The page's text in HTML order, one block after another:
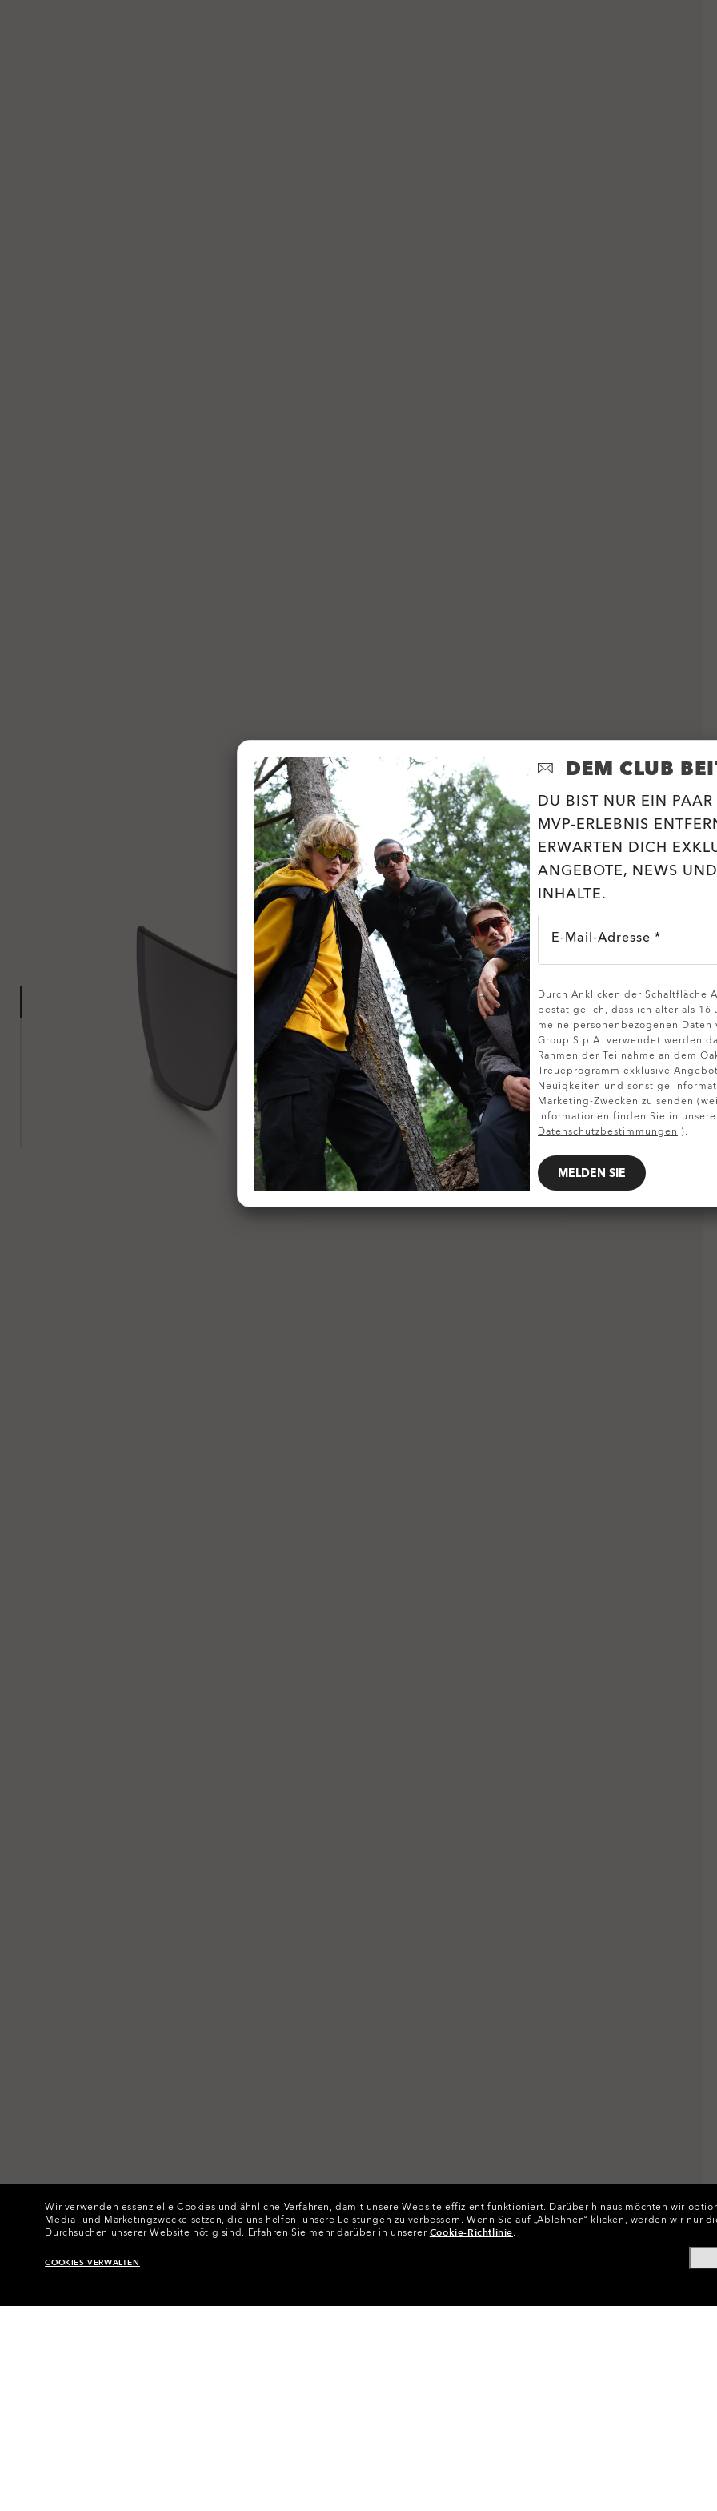
DETAILS ANZEIGEN
Wir verwenden essenzielle Cookies und ähnliche Verfahren, damit unsere Website effizient funktioniert. Darüber hinaus möchten wir
Media- und Marketingzwecke setzen, die uns helfen, unsere Leistungen zu verbessern. Wenn Sie auf „Ablehnen“ klicken, werden wir nur
Durchsuchen unserer Website nötig sind. Erfahren Sie mehr darüber in unsererCookie-Richtlinie.
COOKIES VERWALTEN
DEM CLUB
DU BIST NUR EIN
MVP-ERLEBNIS
ERWARTEN DICH
ANGEBOTE, NEWS
INHALTE.
E-Mail-Adresse *
Durch Anklicken der Schaltfläche
bestätige ich, dass ich älter als 16
meine personenbezogenen Daten
Group S.p.A. verwendet werden
Rahmen der Teilnahme an dem
Treueprogramm exklusive
Neuigkeiten und sonstige
Marketing-Zwecken zu senden
Informationen finden Sie in
Datenschutzbestimmungen ).
MELDEN SIE